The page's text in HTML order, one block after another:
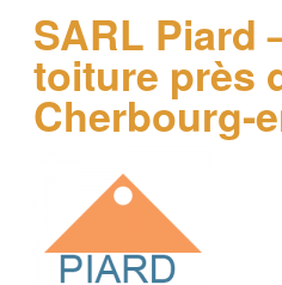
SARL Piard
toiture près
Cherbourg-